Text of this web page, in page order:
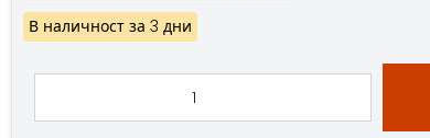
В наличност за 3 дни